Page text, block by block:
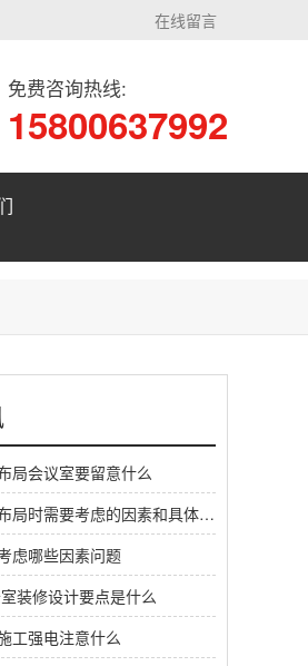
在线留言
免费咨询热线:
15800637992
局会议室要留意什么
设计办公室布局时需要考虑的因素和具体要求
虑哪些因素问题
装修设计要点是什么
工强电注意什么